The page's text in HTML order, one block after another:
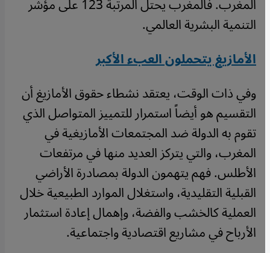
التنمية البشرية العالمي.
الأمازيغ يتحملون العبء الأكبر
وفي ذات الوقت، يعتقد نشطاء حقوق الأمازيغ أن
التقسيم هو أيضاً استمرار للتمييز المتواصل الذي
تقوم به الدولة ضد المجتمعات الأمازيغية في
المغرب، والتي يتركز العديد منها في مرتفعات
الأطلس. فهم يتهمون الدولة بمصادرة الأراضي
القبلية التقليدية، واستغلال الموارد الطبيعية خلال
العملية كالخشب والفضة، وإهمال إعادة استثمار
الأرباح في مشاريع اقتصادية واجتماعية.